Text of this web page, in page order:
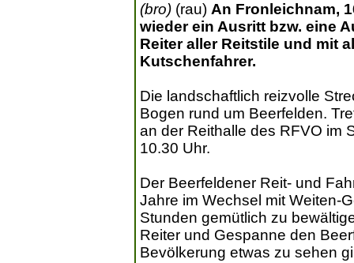
(bro) (rau) An Fronleichnam,
wieder ein Ausritt bzw. eine
Reiter aller Reitstile und mit
Kutschenfahrer.
Die landschaftlich reizvolle
Bogen rund um Beerfelden.
an der Reithalle des RFVO im
10.30 Uhr.
Der Beerfeldener Reit- und
Jahre im Wechsel mit Weiten-
Stunden gemütlich zu
Reiter und Gespanne den
Bevölkerung etwas zu sehen